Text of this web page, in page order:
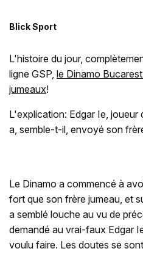
Blick Sport
L'histoire du jour,
ligne GSP, le Dinamo
jumeaux!
L'explication: Edgar Ie,
a, semble-t-il, envoyé son
Le Dinamo a commencé à
fort que son frère jumeau, et
a semblé louche au vu de
demandé au vrai-faux Edgar
voulu faire. Les doutes se